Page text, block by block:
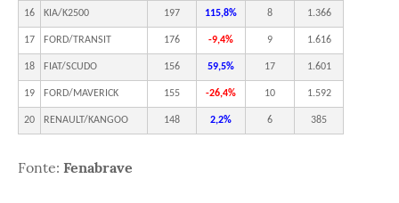
16 KIA/K2500 197 115,8% 8 1.366
17 FORD/TRANSIT 176 -9,4% 9 1.616
18 FIAT/SCUDO 156 59,5% 17 1.601
19 FORD/MAVERICK 155 -26,4% 10 1.592
20 RENAULT/KANGOO 148 2,2% 6 385
Fonte: Fenabrave